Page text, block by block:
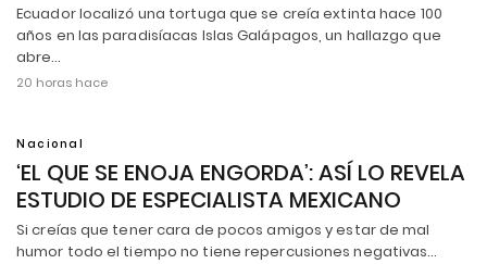
Ecuador localizó una tortuga que se creía extinta hace 100
años en las paradisíacas Islas Galápagos, un hallazgo que
abre…
20 horas hace
Nacional
‘EL QUE SE ENOJA ENGORDA’: ASÍ LO REVELA
ESTUDIO DE ESPECIALISTA MEXICANO
Si creías que tener cara de pocos amigos y estar de mal
humor todo el tiempo no tiene repercusiones negativas…